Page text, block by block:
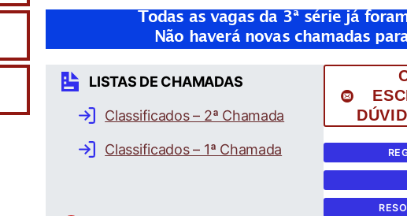
Todas as vagas da 3ª série já
Não haverá novas chamadas
LISTAS DE CHAMADAS
Classificados – 2ª Chamada
Classificados – 1ª Chamada